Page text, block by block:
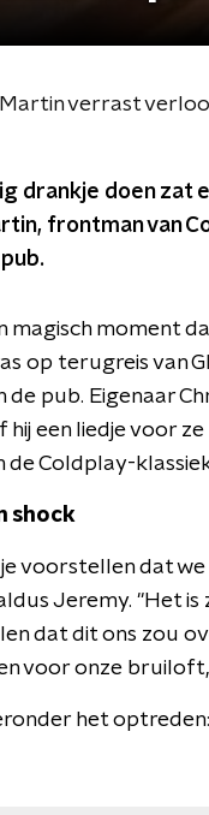
verrast
drankje doen zat
frontman van
magisch moment
op terugreis van
de pub. Eigenaar
hij een liedje voor
de Coldplay-
shock
voorstellen dat
Jeremy. "Het is
dat dit ons zou
voor onze bruiloft,
het optreden: